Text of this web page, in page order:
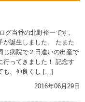
グ当番の北野裕一です。
が誕生しました。 たまた
じ病院で２日違いの出産で
行ってきました！ 記念す
も、仲良くし […]
2016年06月29日